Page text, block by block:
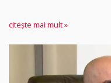
citește mai mult »